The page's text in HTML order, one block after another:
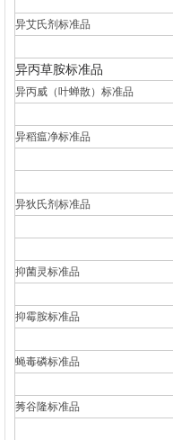
异艾氏剂标准品
异丙草胺标准品
异丙威（叶蝉散）标准品
异稻瘟净标准品
异狄氏剂标准品
抑菌灵标准品
抑霉胺标准品
蝇毒磷标准品
莠谷隆标准品